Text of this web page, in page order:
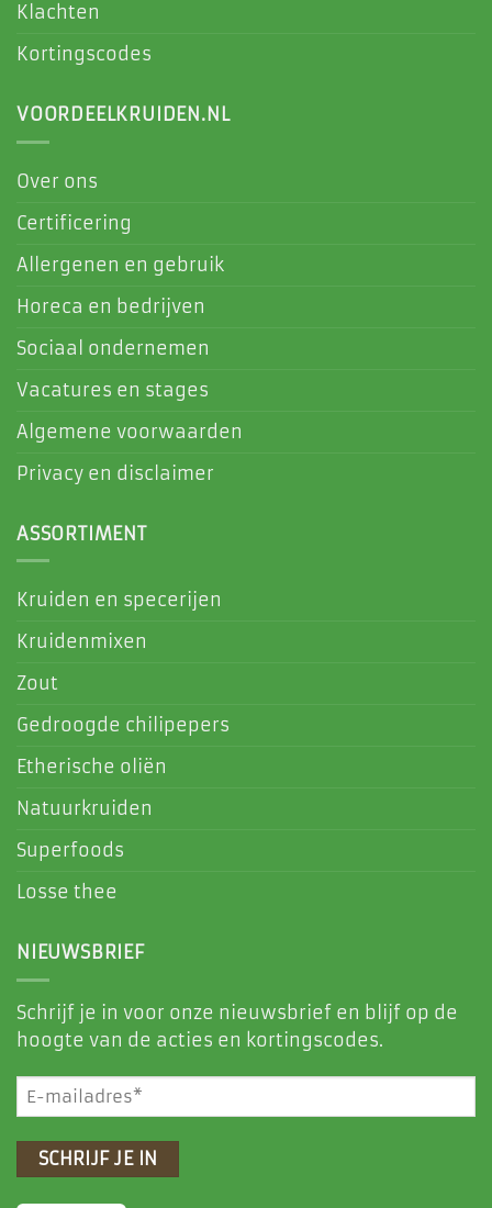
Klachten
Kortingscodes
VOORDEELKRUIDEN.NL
Over ons
Certificering
Allergenen en gebruik
Horeca en bedrijven
Sociaal ondernemen
Vacatures en stages
Algemene voorwaarden
Privacy en disclaimer
ASSORTIMENT
Kruiden en specerijen
Kruidenmixen
Zout
Gedroogde chilipepers
Etherische oliën
Natuurkruiden
Superfoods
Losse thee
NIEUWSBRIEF
Schrijf je in voor onze nieuwsbrief en blijf op de
hoogte van de acties en kortingscodes.
E-
mailadres
(Vereist)